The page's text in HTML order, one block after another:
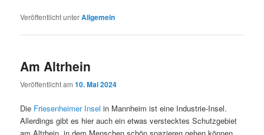
Veröffentlicht unterAllgemein
Am Altrhein
Veröffentlicht am10. Mai 2024
Die Friesenheimer Insel in Mannheim ist eine Industrie-Insel.
Allerdings gibt es hier auch ein etwas verstecktes Schutzgebiet